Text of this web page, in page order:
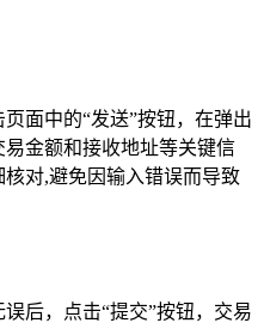
面中的“发送”按钮，在弹出
金额和接收地址等关键信
对,避免因输入错误而导致
后，点击“提交”按钮，交易